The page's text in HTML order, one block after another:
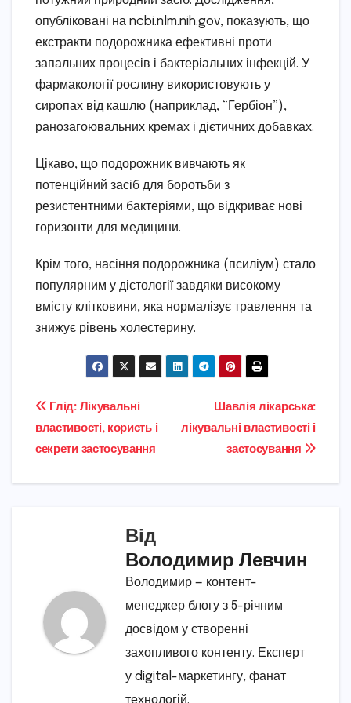
опубліковані на ncbi.nlm.nih.gov, показують, що
екстракти подорожника ефективні проти
запальних процесів і бактеріальних інфекцій. У
фармакології рослину використовують у
сиропах від кашлю (наприклад, “Гербіон”),
ранозагоювальних кремах і дієтичних добавках.
Цікаво, що подорожник вивчають як
потенційний засіб для боротьби з
резистентними бактеріями, що відкриває нові
горизонти для медицини.
Крім того, насіння подорожника (псиліум) стало
популярним у дієтології завдяки високому
вмісту клітковини, яка нормалізує травлення та
знижує рівень холестерину.
Навігація
записів
Шавлія лікарська:
лікувальні властивості і
застосування
Глід: Лікувальні
властивості, користь і
секрети застосування
Від
Володимир Левчин
Володимир — контент-
менеджер блогу з 5-річним
досвідом у створенні
захопливого контенту. Експерт
у digital-маркетингу, фанат
технологій.